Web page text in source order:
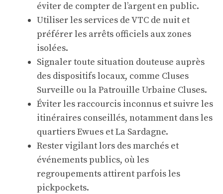
éviter de compter de l’argent en public.
Utiliser les services de VTC de nuit et
préférer les arrêts officiels aux zones
isolées.
Signaler toute situation douteuse auprès
des dispositifs locaux, comme Cluses
Surveille ou la Patrouille Urbaine Cluses.
Éviter les raccourcis inconnus et suivre les
itinéraires conseillés, notamment dans les
quartiers Ewues et La Sardagne.
Rester vigilant lors des marchés et
événements publics, où les
regroupements attirent parfois les
pickpockets.